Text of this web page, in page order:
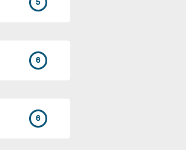
5
6
6